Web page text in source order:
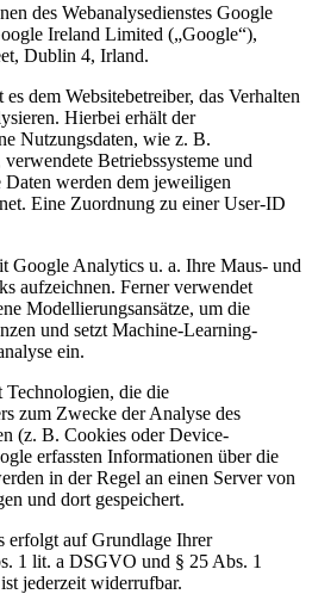
des Webanalysedienstes Google
Ireland Limited („Google“),
Dublin 4, Irland.
dem Websitebetreiber, das Verhalten
Hierbei erhält der
Nutzungsdaten, wie z. B.
Betriebssysteme und
werden dem jeweiligen
Eine Zuordnung zu einer User-ID
Google Analytics u. a. Ihre Maus- und
aufzeichnen. Ferner verwendet
Modellierungsansätze, um die
und setzt Machine-Learning-
ein.
die die
zum Zwecke der Analyse des
(z. B. Cookies oder Device-
erfassten Informationen über die
in der Regel an einen Server von
und dort gespeichert.
erfolgt auf Grundlage Ihrer
1 lit. a DSGVO und § 25 Abs. 1
jederzeit widerrufbar.